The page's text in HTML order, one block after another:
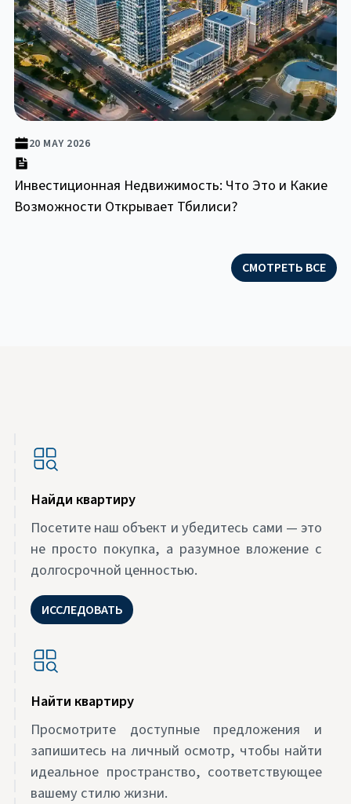
20 MAY 2026
Инвестиционная Недвижимость: Что Это и Какие
Возможности Открывает Тбилиси?
СМОТРЕТЬ ВСЕ
Найди квартиру
Посетите наш объект и убедитесь сами — это
не просто покупка, а разумное вложение с
долгосрочной ценностью.
ИССЛЕДОВАТЬ
Найти квартиру
Просмотрите доступные предложения и
запишитесь на личный осмотр, чтобы найти
идеальное пространство, соответствующее
вашему стилю жизни.